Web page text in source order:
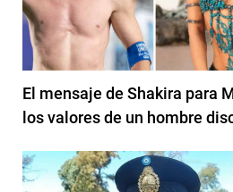
El mensaje de Shakira para
los valores de un hombre